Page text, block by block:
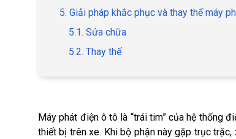
5. Giải pháp khắc phục và thay thế máy
5.1. Sửa chữa
5.2. Thay thế
Máy phát điện ô tô là “trái tim” của hệ thống
thiết bị trên xe. Khi bộ phận này gặp trục